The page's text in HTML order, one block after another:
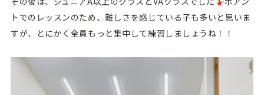
トでのレッスンのため、難しさを感じている子も多いと思いま
すが、とにかく全員もっと集中して練習しましょうね！！